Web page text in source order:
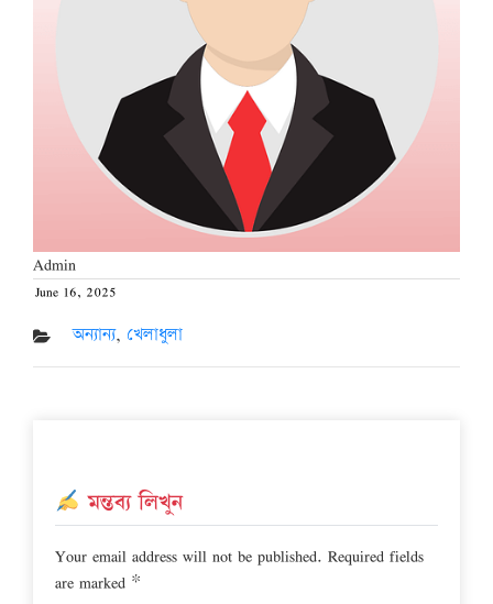
Admin
Posted
on
June 16, 2025
অন্যান্য, খেলাধুলা
মন্তব্য লিখুন
Your email address will not be published. Required fields
are marked *